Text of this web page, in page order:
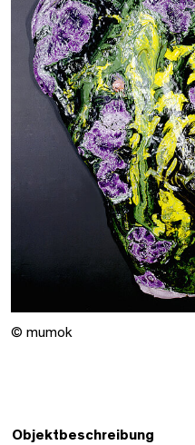
© mumok
Objektbeschreibung